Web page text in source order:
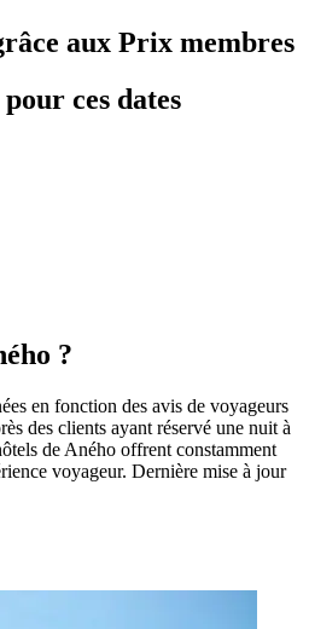
aux Prix membres
ces dates
?
en fonction des avis de voyageurs
des clients ayant réservé une nuit à
de Aného offrent constamment
voyageur. Dernière mise à jour